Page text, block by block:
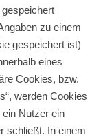
zu einem
gespeichert ist)
eines
Cookies, bzw.
werden Cookies
Nutzer ein
schließt. In einem